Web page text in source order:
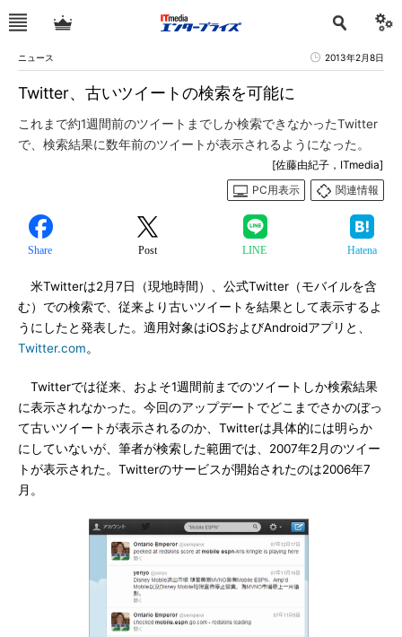
ニュース 2013年2月8日
Twitter、古いツイートの検索を可能に
これまで約1週間前のツイートまでしか検索できなかったTwitter
で、検索結果に数年前のツイートが表示されるようになった。
[佐藤由紀子，ITmedia]
PC用表示
関連情報
Share Post LINE Hatena
米Twitterは2月7日（現地時間）、公式Twitter（モバイルを含
む）での検索で、従来より古いツイートを結果として表示するよ
うにしたと発表した。適用対象はiOSおよびAndroidアプリと、
Twitter.com。
Twitterでは従来、およそ1週間前までのツイートしか検索結果
に表示されなかった。今回のアップデートでどこまでさかのぼっ
て古いツイートが表示されるのか、Twitterは具体的には明らか
にしていないが、筆者が検索した範囲では、2007年2月のツイー
トが表示された。Twitterのサービスが開始されたのは2006年7
月。